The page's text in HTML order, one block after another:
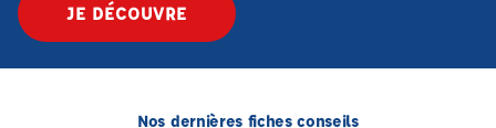
JE DÉCOUVRE
Nos dernières fiches conseils